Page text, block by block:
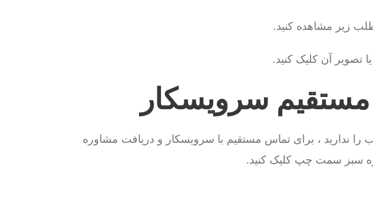
زیر مشاهده کنید.
تصویر آن کلیک کنید.
سرویسکار
ندارید ، برای تماس مستقیم با سرویسکار و دریافت مشاوره
سبز سمت چپ کلیک کنید.